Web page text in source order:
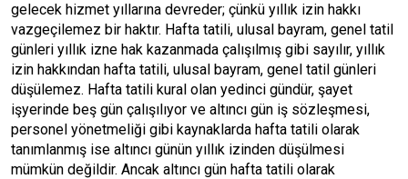
gelecek hizmet yıllarına devreder; çünkü yıllık izin hakkı
vazgeçilemez bir haktır. Hafta tatili, ulusal bayram, genel tatil
günleri yıllık izne hak kazanmada çalışılmış gibi sayılır, yıllık
izin hakkından hafta tatili, ulusal bayram, genel tatil günleri
düşülemez. Hafta tatili kural olan yedinci gündür, şayet
işyerinde beş gün çalışılıyor ve altıncı gün iş sözleşmesi,
personel yönetmeliği gibi kaynaklarda hafta tatili olarak
tanımlanmış ise altıncı günün yıllık izinden düşülmesi
mümkün değildir. Ancak altıncı gün hafta tatili olarak